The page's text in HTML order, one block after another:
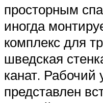
просторным
иногда
комплекс для
шведская
канат. Рабочий
представлен